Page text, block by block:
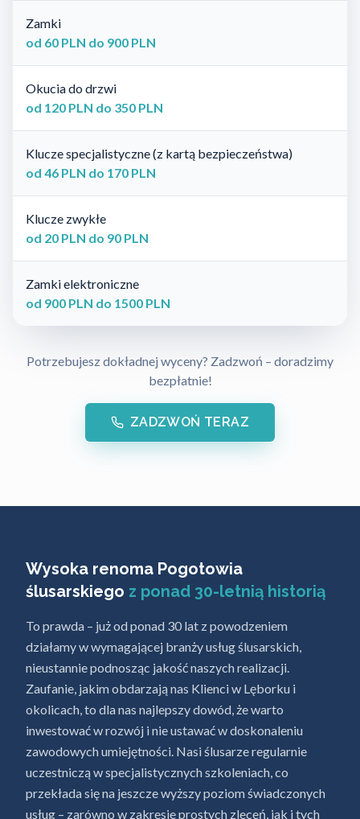
Zamki
od 60 PLN do 900 PLN
Okucia do drzwi
od 120 PLN do 350 PLN
Klucze specjalistyczne (z kartą bezpieczeństwa)
od 46 PLN do 170 PLN
Klucze zwykłe
od 20 PLN do 90 PLN
Zamki elektroniczne
od 900 PLN do 1500 PLN
Potrzebujesz dokładnej wyceny? Zadzwoń – doradzimy
bezpłatnie!
ZADZWOŃ TERAZ
Wysoka renoma Pogotowia
ślusarskiego z ponad 30-letnią historią
To prawda – już od ponad 30 lat z powodzeniem
działamy w wymagającej branży usług ślusarskich,
nieustannie podnosząc jakość naszych realizacji.
Zaufanie, jakim obdarzają nas Klienci w Lęborku i
okolicach, to dla nas najlepszy dowód, że warto
inwestować w rozwój i nie ustawać w doskonaleniu
zawodowych umiejętności. Nasi ślusarze regularnie
uczestniczą w specjalistycznych szkoleniach, co
przekłada się na jeszcze wyższy poziom świadczonych
usług – zarówno w zakresie prostych zleceń, jak i tych